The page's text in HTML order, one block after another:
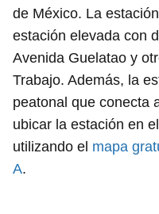
de México. La
estación elevada con
Avenida Guelatao y
Trabajo. Además, la
peatonal que conecta
ubicar la estación en
utilizando el mapa
A.